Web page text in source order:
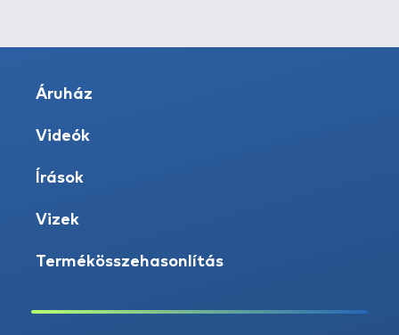
Áruház
Videók
Írások
Vizek
Termékösszehasonlítás